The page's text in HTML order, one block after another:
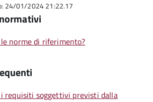
24/01/2024 21:22.17
norme di riferimento?
requisiti soggettivi previsti dalla